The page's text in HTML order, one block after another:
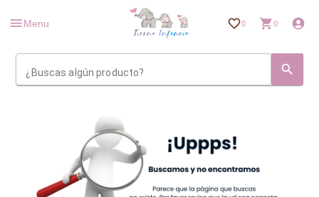
Menu 0 0
¿Buscas algún producto?